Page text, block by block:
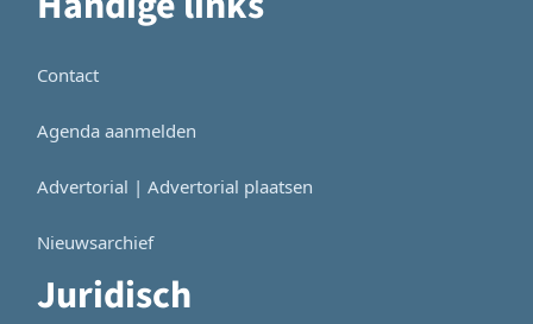
Contact
Agenda aanmelden
Advertorial | Advertorial plaatsen
Nieuwsarchief
Juridisch